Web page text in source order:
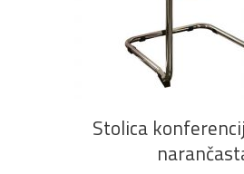
DODAJ U
Stolica